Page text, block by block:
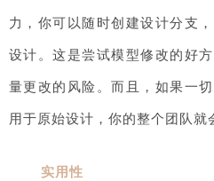
力，你可以随时创建设计分支
设计。这是尝试模型修改的好
量更改的风险。而且，如果一
用于原始设计，你的整个团队就
实用性